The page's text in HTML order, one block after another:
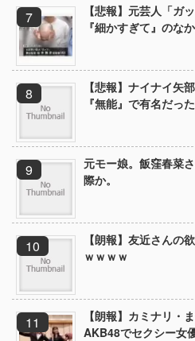
【悲報】元芸人「ガ
『細かすぎて』のな
【悲報】ナイナイ矢
『無能』で有名だった
元モー娘。飯窪春菜
際か。
【朗報】友近さんの
ｗｗｗｗ
【朗報】カミナリ・
AKB48でセクシー女